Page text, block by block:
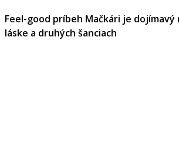
Feel-good príbeh Mačkári je dojímavý
láske a druhých šanciach